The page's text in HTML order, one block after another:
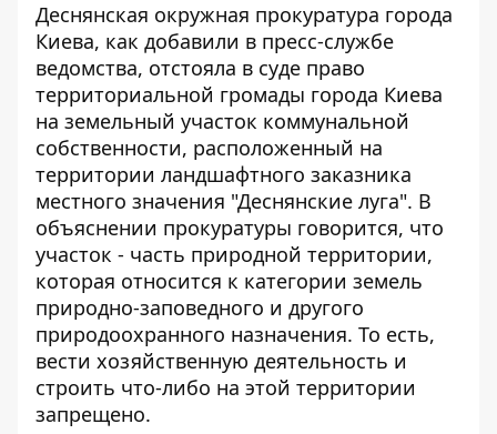
Деснянская окружная прокуратура города
Киева, как добавили в пресс-службе
ведомства, отстояла в суде право
территориальной громады города Киева
на земельный участок коммунальной
собственности, расположенный на
территории ландшафтного заказника
местного значения "Деснянские луга". В
объяснении прокуратуры говорится, что
участок - часть природной территории,
которая относится к категории земель
природно-заповедного и другого
природоохранного назначения. То есть,
вести хозяйственную деятельность и
строить что-либо на этой территории
запрещено.